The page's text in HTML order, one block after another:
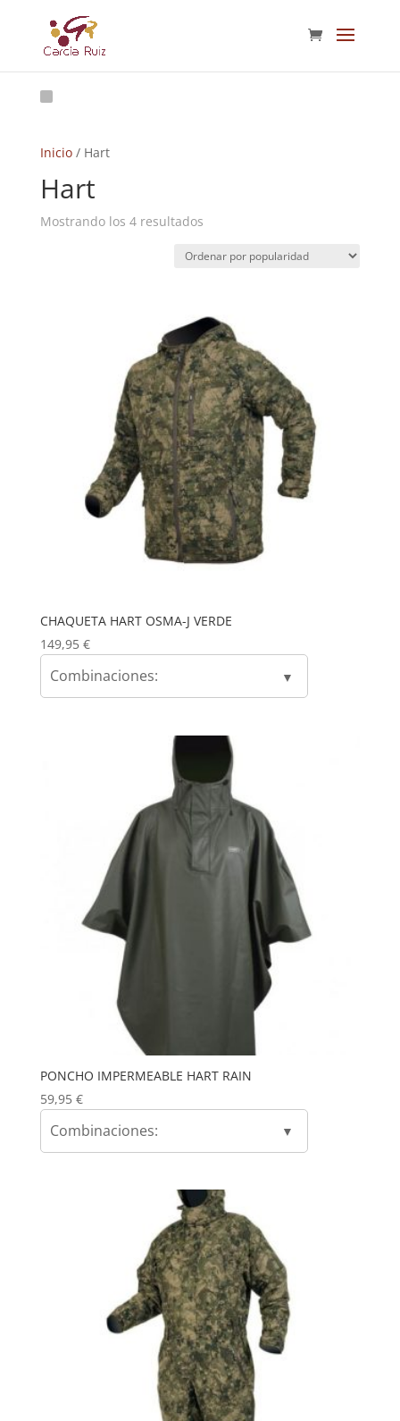
Inicio/ Hart
Hart
Mostrando los 4 resultadosOrdenado
popularidad
CHAQUETA HART OSMA-J VERDE
149,95 €
Combinaciones:
PONCHO IMPERMEABLE HART RAIN
59,95 €
Combinaciones: